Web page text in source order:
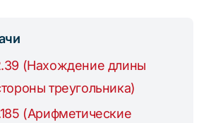
(Нахождение длины
треугольника)
(Арифметические